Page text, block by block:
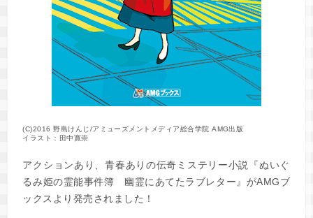
(C)2016 野島けんじ/アミューズメントメディア総合学院 AMG出版
イラスト：田中寛崇
アクションあり、青春ありの伝奇ミステリー小説『ぬいぐ
るみ姫の霊能事件簿 幽霊にあてたラブレター』がAMGブ
ックスより発売されました！